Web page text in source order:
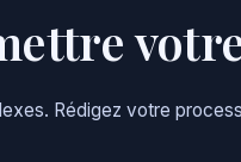
Rédigez votre